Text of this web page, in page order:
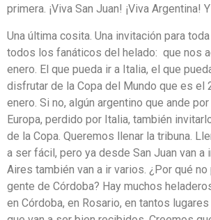
primera. ¡Viva San Juan! ¡Viva Argentina!
Una última cosita. Una invitación para
todos los fanáticos del helado: que nos
enero. El que pueda ir a Italia, el que
disfrutar de la Copa del Mundo que es el
enero. Si no, algún argentino que ande
Europa, perdido por Italia, también
de la Copa. Queremos llenar la tribuna.
a ser fácil, pero ya desde San Juan van a
Aires también van a ir varios. ¿Por qué
gente de Córdoba? Hay muchos
en Córdoba, en Rosario, en tantos